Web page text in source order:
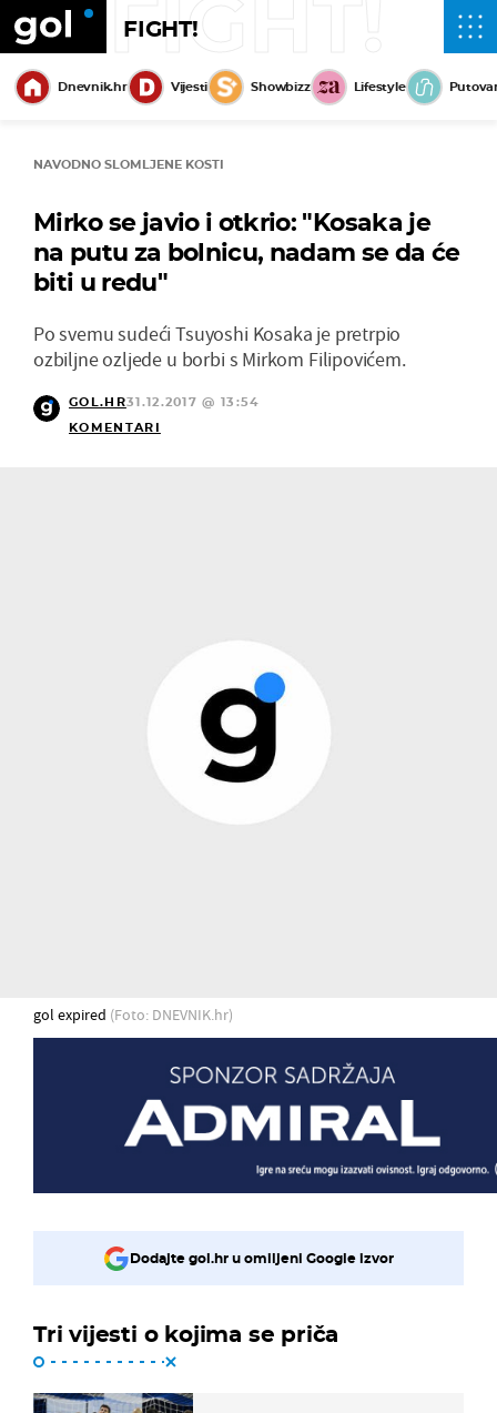
FIGHT!
FIGHT!
Dnevnik.hr Vijesti Showbizz Lifestyle
NAVODNO SLOMLJENE KOSTI
Mirko se javio i otkrio: "Kosaka je
na putu za bolnicu, nadam se da će
biti u redu"
Po svemu sudeći Tsuyoshi Kosaka je pretrpio
ozbiljne ozljede u borbi s Mirkom Filipovićem.
GOL.HR31.12.2017 @ 13:54
KOMENTARI
gol expired (Foto: DNEVNIK.hr)
Dodajte gol.hr u omiljeni Google izvor
Tri vijesti o kojima se priča